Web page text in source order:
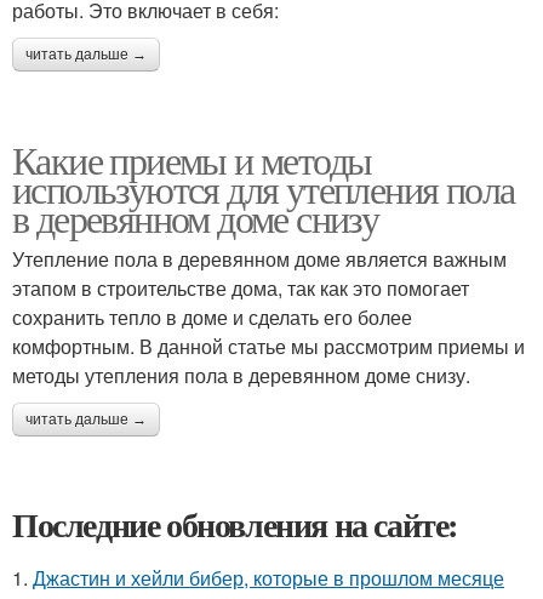
работы. Это включает в себя:
читать дальше →
Какие приемы и методы
используются для утепления пола
в деревянном доме снизу
Утепление пола в деревянном доме является важным
этапом в строительстве дома, так как это помогает
сохранить тепло в доме и сделать его более
комфортным. В данной статье мы рассмотрим приемы и
методы утепления пола в деревянном доме снизу.
читать дальше →
Последние обновления на сайте:
1. Джастин и хейли бибер, которые в прошлом месяце